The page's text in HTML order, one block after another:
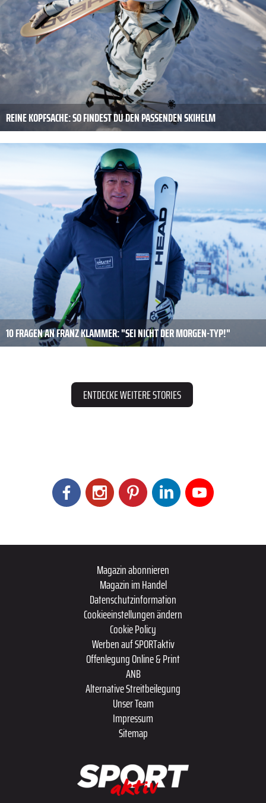
REINE KOPFSACHE: SO FINDEST DU DEN PASSENDEN SKIHELM
10 FRAGEN AN FRANZ KLAMMER: "SEI NICHT DER MORGEN-TYP!"
ENTDECKE WEITERE STORIES
Magazin abonnieren
Magazin im Handel
Datenschutzinformation
Cookieeinstellungen ändern
Cookie Policy
Werben auf SPORTaktiv
Offenlegung Online & Print
ANB
Alternative Streitbeilegung
Unser Team
Impressum
Sitemap